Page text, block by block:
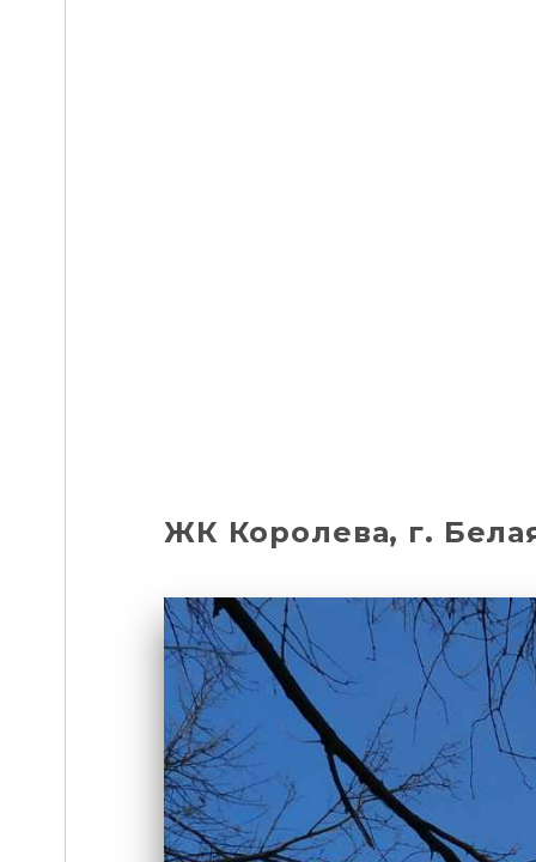
ЖК Королева, г.